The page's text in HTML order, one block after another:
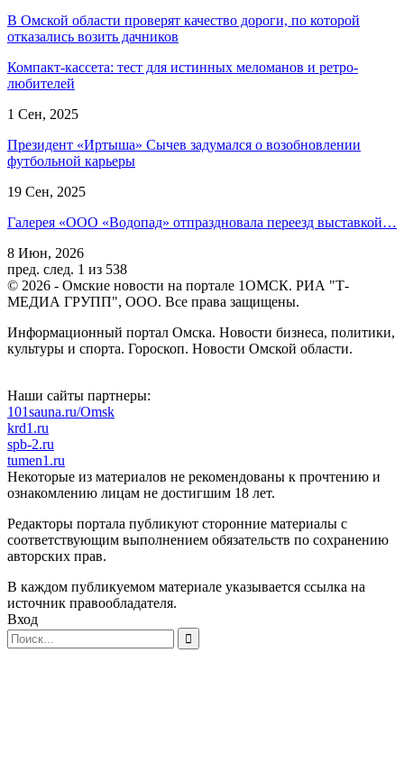
В Омской области проверят качество дороги, по которой
отказались возить дачников
Компакт-кассета: тест для истинных меломанов и ретро-
любителей
1 Сен, 2025
Президент «Иртыша» Сычев задумался о возобновлении
футбольной карьеры
19 Сен, 2025
Галерея «ООО «Водопад» отпраздновала переезд выставкой…
8 Июн, 2026
пред. след. 1 из 538
© 2026 - Омские новости на портале 1ОМСК. РИА "Т-
МЕДИА ГРУПП", ООО. Все права защищены.
Информационный портал Омска. Новости бизнеса, политики,
культуры и спорта. Гороскоп. Новости Омской области.
Наши сайты партнеры:
101sauna.ru/Omsk
krd1.ru
spb-2.ru
tumen1.ru
Некоторые из материалов не рекомендованы к прочтению и
ознакомлению лицам не достигшим 18 лет.
Редакторы портала публикуют сторонние материалы с
соответствующим выполнением обязательств по сохранению
авторских прав.
В каждом публикуемом материале указывается ссылка на
источник правообладателя.
Вход